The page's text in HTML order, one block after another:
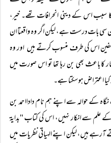
سبب اس کے دینی انحرافات تھے۔ خیر،
بات درست ہے، لیکن اگر وہ واقعتا ان
اس کی طرف منسوب کرتے ہیں اور وہ
کا باعث بھی بن رہا تھا تو اس صورت میں
اعتراض ہوسکتا ہے۔
کے حوالہ سے اپنے ہم نام دادااحمد بن
کے علم سے انکار نہیں، اس کی کتاب "بدایۃ
ہیں، لیکن اپنے الہیاتی نظریات میں